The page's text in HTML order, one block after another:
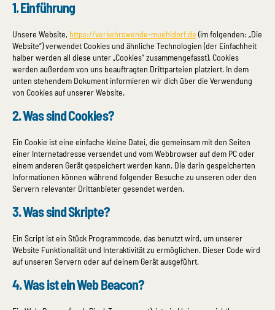
1. Einführung
Unsere Website, https://verkehrswende-muehldorf.de (im folgenden: „Die
Website“) verwendet Cookies und ähnliche Technologien (der Einfachheit
halber werden all diese unter „Cookies“ zusammengefasst). Cookies
werden außerdem von uns beauftragten Drittparteien platziert. In dem
unten stehendem Dokument informieren wir dich über die Verwendung
von Cookies auf unserer Website.
2. Was sind Cookies?
Ein Cookie ist eine einfache kleine Datei, die gemeinsam mit den Seiten
einer Internetadresse versendet und vom Webbrowser auf dem PC oder
einem anderen Gerät gespeichert werden kann. Die darin gespeicherten
Informationen können während folgender Besuche zu unseren oder den
Servern relevanter Drittanbieter gesendet werden.
3. Was sind Skripte?
Ein Script ist ein Stück Programmcode, das benutzt wird, um unserer
Website Funktionalität und Interaktivität zu ermöglichen. Dieser Code wird
auf unseren Servern oder auf deinem Gerät ausgeführt.
4. Was ist ein Web Beacon?